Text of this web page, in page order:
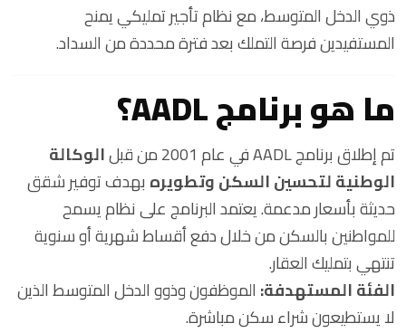
ذوي الدخل المتوسط، مع نظام تأجير تمليكي يمنح
المستفيدين فرصة التملك بعد فترة محددة من السداد.
ما هو برنامج AADL؟
تم إطلاق برنامج AADL في عام 2001 من قبل
الوكالة
الوطنية لتحسين السكن وتطويره بهدف توفير شقق
حديثة بأسعار مدعمة. يعتمد البرنامج على نظام يسمح
للمواطنين بالسكن من خلال دفع أقساط شهرية أو سنوية
تنتهي بتمليك العقار.
الفئة المستهدفة: الموظفون وذوو الدخل المتوسط الذين
لا يستطيعون شراء سكن مباشرة.